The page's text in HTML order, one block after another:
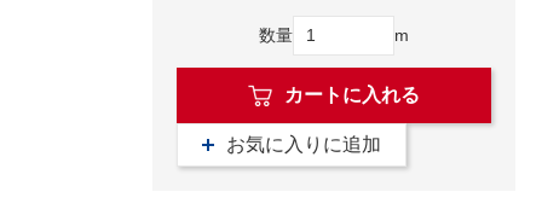
数量 m
カートに入れる
お気に入りに追加